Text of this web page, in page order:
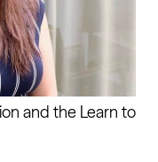
and the Learn to